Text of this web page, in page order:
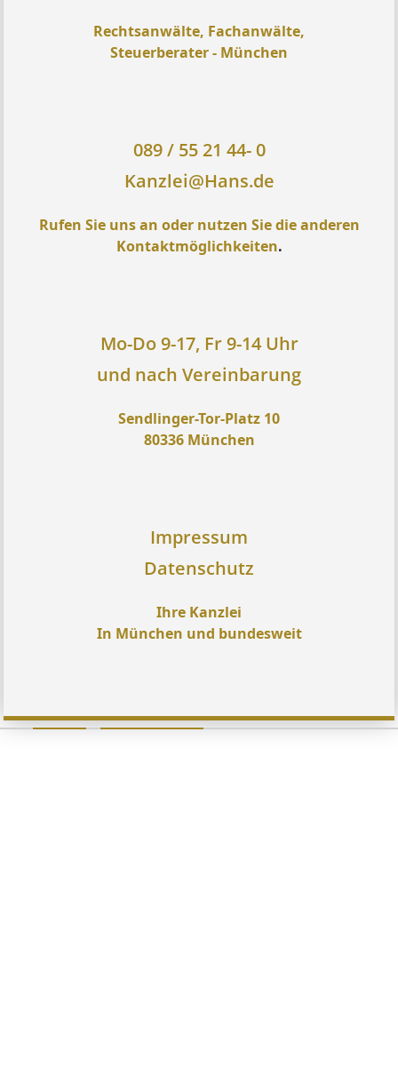
Rechtsanwälte, Fachanwälte,
Steuerberater - München
089 / 55 21 44- 0
Kanzlei@Hans.de
Rufen Sie uns an oder nutzen Sie die anderen
Kontaktmöglichkeiten.
Mo-Do 9-17, Fr 9-14 Uhr
und nach Vereinbarung
Sendlinger-Tor-Platz 10
80336 München
Impressum
Datenschutz
Ihre Kanzlei
In München und bundesweit